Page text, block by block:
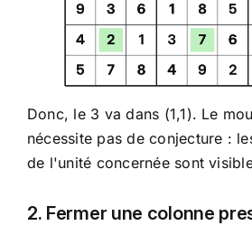
Donc, le 3 va dans (1,1). Le
nécessite pas de conjecture :
de l'unité concernée sont
2. Fermer une colonne